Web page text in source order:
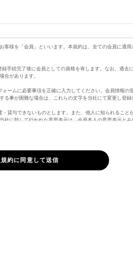
客様を「会員」といいます。本規約は、全ての会員に適
手続完了後に会員としての資格を有します。なお、過去
合があります。
ームに必要事項を正確に入力してください。会員情報の
事が困難な場合は、これらの文字を当社にて変更し登録
貸与できないものとします。また、他人に知られること
に対して行われた意思表示は、会員本人の意思表示と
われます。